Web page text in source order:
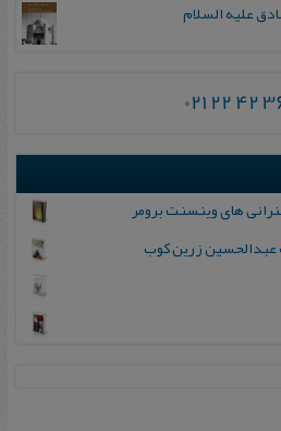
علیه السلام
021 22 42
های وینسنت برومر
عبدالحسین‌ زرین‌ کوب‌